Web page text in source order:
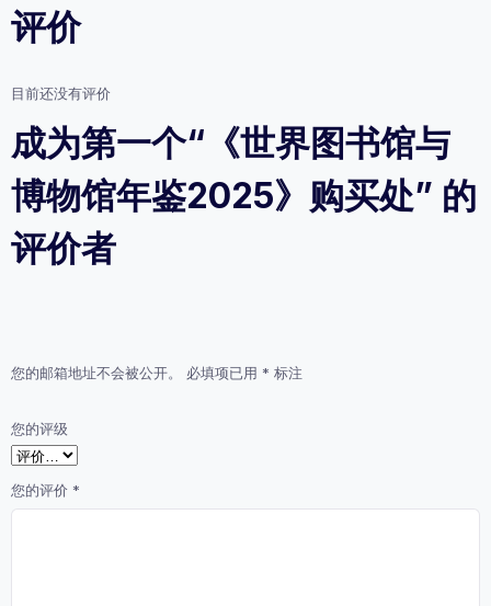
评价
目前还没有评价
成为第一个“《世界图书馆与
博物馆年鉴2025》购买处” 的
评价者
您的邮箱地址不会被公开。 必填项已用 * 标注
您的评级
您的评价 *